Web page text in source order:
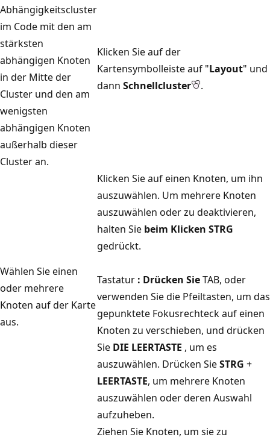
Abhängigkeitscluster
im Code mit den am
stärksten
abhängigen Knoten
in der Mitte der
Cluster und den am
wenigsten
abhängigen Knoten
außerhalb dieser
Cluster an.
Klicken Sie auf der
Kartensymbolleiste auf "Layout" und
dann Schnellcluster .
Wählen Sie einen
oder mehrere
Knoten auf der Karte
aus.
Klicken Sie auf einen Knoten, um ihn
auszuwählen. Um mehrere Knoten
auszuwählen oder zu deaktivieren,
halten Sie beim Klicken STRG
gedrückt.
Tastatur : Drücken SieTAB, oder
verwenden Sie die Pfeiltasten, um das
gepunktete Fokusrechteck auf einen
Knoten zu verschieben, und drücken
Sie DIE LEERTASTE , um es
auszuwählen. Drücken SieSTRG +
LEERTASTE, um mehrere Knoten
auszuwählen oder deren Auswahl
aufzuheben.
Ziehen Sie Knoten, um sie zu